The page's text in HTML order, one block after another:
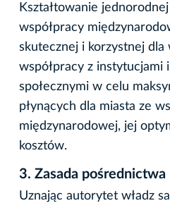
Kształtowanie
współpracy
skutecznej i korzystnej dla
współpracy z instytucjami
społecznymi w celu
płynących dla miasta ze
międzynarodowej, jej
kosztów.
3. Zasada pośrednictwa
Uznając autorytet władz